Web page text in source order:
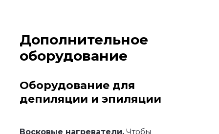
Дополнительное
оборудование
Оборудование для
депиляции и эпиляции
Восковые нагреватели. Чтобы